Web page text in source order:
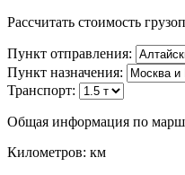
Рассчитать стоимость
Пункт отправления:
Пункт назначения:
Транспорт:
Общая информация по
Километров: км